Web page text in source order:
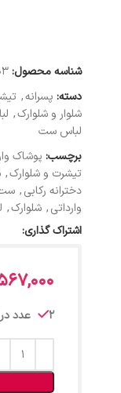
شناسه محصول:
دسته: پسرانه,
شلوار و شلوارک,
لباس ست
برچسب: پوشاک
تیشرت و شلوارک,
دخترانه رکابی,
وارداتی, شلوارک,
اشتراک گذاری:
2 عدد در انبار